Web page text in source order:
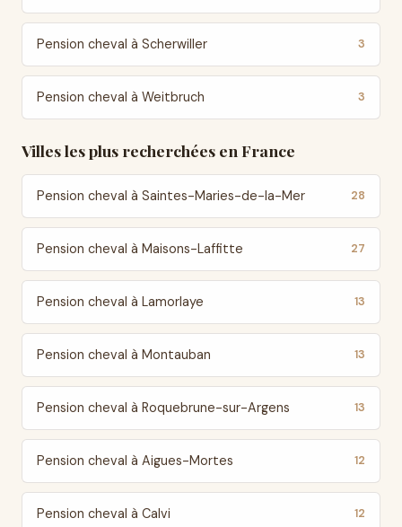
Pension cheval à Scherwiller 3
Pension cheval à Weitbruch 3
Villes les plus recherchées en France
Pension cheval à Saintes-Maries-de-la-Mer 28
Pension cheval à Maisons-Laffitte 27
Pension cheval à Lamorlaye 13
Pension cheval à Montauban 13
Pension cheval à Roquebrune-sur-Argens 13
Pension cheval à Aigues-Mortes 12
Pension cheval à Calvi 12